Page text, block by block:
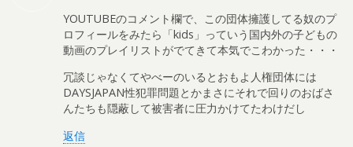
YOUTUBEのコメント欄で、この団体擁護してる奴のプ
ロフィールをみたら「kids」っていう国内外の子どもの
動画のプレイリストがでてきて本気でこわかった・・・
冗談じゃなくてやべーのいるとおもよ人権団体には
DAYSJAPAN性犯罪問題とかまさにそれで回りのおばさ
んたちも隠蔽して被害者に圧力かけてたわけだし
返信